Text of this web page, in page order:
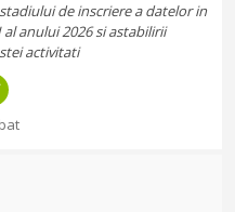
de inscriere a datelor in
anului 2026 si astabilirii
activitati